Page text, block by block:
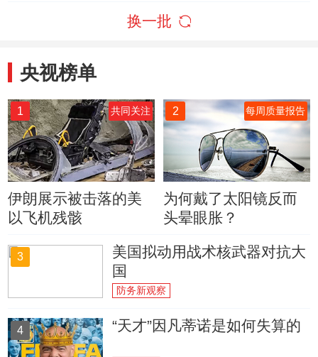
换一批
央视榜单
1 共同关注
伊朗展示被击落的美
以飞机残骸
2 每周质量报告
为何戴了太阳镜反而
头晕眼胀？
3
美国拟动用战术核武器对抗大
国
防务新观察
4 “天才”因凡蒂诺是如何失算的